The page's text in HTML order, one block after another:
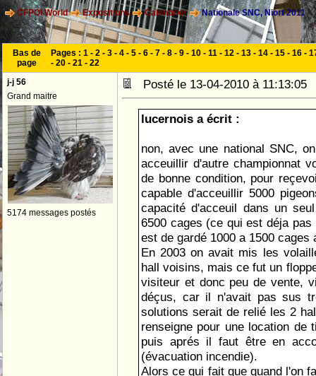
CFPOI World Expositions Calendrier Nationale SNC, Niort 2011
Bas de
page
Pages : 1 - 2 - 3 - 4 - 5 - 6 - 7 - 8 - 9 - 10 - 11 - 12 - 13 - 14 - 15 - 16 -
- 20 - 21 - 22
j-j 56
Grand maitre
5174 messages postés
Posté le 13-04-2010 à
lucernois a écrit :
non, avec une national SNC,
acceuillir d'autre championnat
de bonne condition, pour
capable d'acceuillir 5000
capacité d'acceuil dans un
6500 cages (ce qui est déja
est de gardé 1000 a 1500
En 2003 on avait mis les
hall voisins, mais ce fut un
visiteur et donc peu de vente,
déçus, car il n'avait pas sus
solutions serait de relié les 2
renseigne pour une location de
puis aprés il faut être en
(évacuation incendie).
Alors ce qui fait que quand l'on